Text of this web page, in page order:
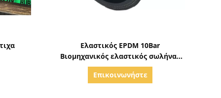
Ελαστικός EPDM 10Bar
Βιομηχανικός ελαστικός σωλήνας
νερού
Επικοινωνήστε